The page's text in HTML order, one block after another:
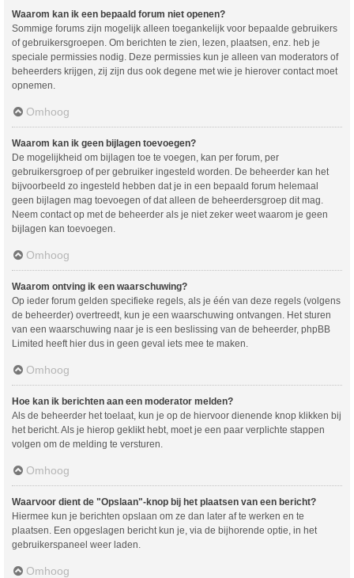
Waarom kan ik een bepaald forum niet openen?
Sommige forums zijn mogelijk alleen toegankelijk voor bepaalde gebruikers
of gebruikersgroepen. Om berichten te zien, lezen, plaatsen, enz. heb je
speciale permissies nodig. Deze permissies kun je alleen van moderators of
beheerders krijgen, zij zijn dus ook degene met wie je hierover contact moet
opnemen.
Omhoog
Waarom kan ik geen bijlagen toevoegen?
De mogelijkheid om bijlagen toe te voegen, kan per forum, per
gebruikersgroep of per gebruiker ingesteld worden. De beheerder kan het
bijvoorbeeld zo ingesteld hebben dat je in een bepaald forum helemaal
geen bijlagen mag toevoegen of dat alleen de beheerdersgroep dit mag.
Neem contact op met de beheerder als je niet zeker weet waarom je geen
bijlagen kan toevoegen.
Omhoog
Waarom ontving ik een waarschuwing?
Op ieder forum gelden specifieke regels, als je één van deze regels (volgens
de beheerder) overtreedt, kun je een waarschuwing ontvangen. Het sturen
van een waarschuwing naar je is een beslissing van de beheerder, phpBB
Limited heeft hier dus in geen geval iets mee te maken.
Omhoog
Hoe kan ik berichten aan een moderator melden?
Als de beheerder het toelaat, kun je op de hiervoor dienende knop klikken bij
het bericht. Als je hierop geklikt hebt, moet je een paar verplichte stappen
volgen om de melding te versturen.
Omhoog
Waarvoor dient de "Opslaan"-knop bij het plaatsen van een bericht?
Hiermee kun je berichten opslaan om ze dan later af te werken en te
plaatsen. Een opgeslagen bericht kun je, via de bijhorende optie, in het
gebruikerspaneel weer laden.
Omhoog